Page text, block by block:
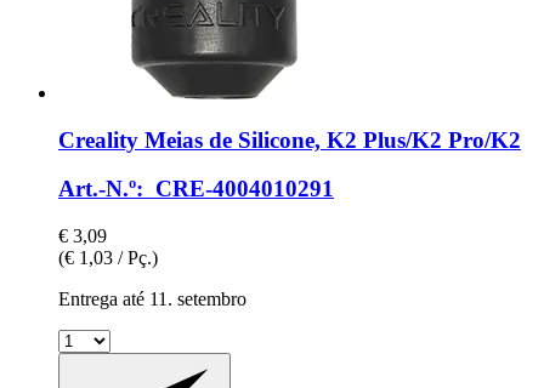
Creality Meias de Silicone, K2 Plus/K2 Pro/K2
Art.-N.º: CRE-4004010291
€ 3,09
(€ 1,03 / Pç.)
Entrega até 11. setembro